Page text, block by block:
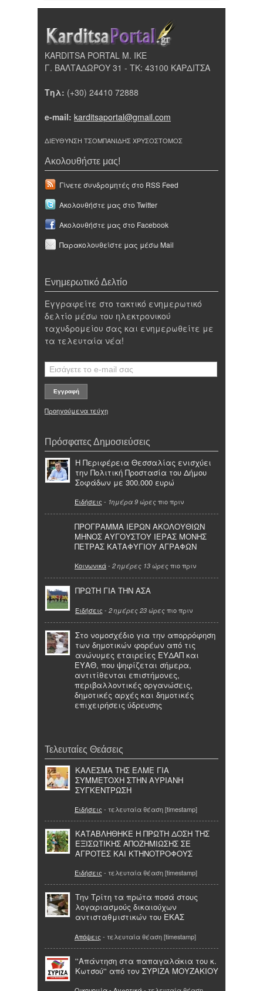
KARDITSA PORTAL Μ. ΙΚΕ
Γ. ΒΑΛΤΑΔΩΡΟΥ 31 - ΤΚ: 43100 ΚΑΡΔΙΤΣΑ
Τηλ: (+30) 24410 72888
e-mail: karditsaportal@gmail.com
ΔΙΕΥΘΥΝΣΗ ΤΣΟΜΠΑΝΙΔΗΣ ΧΡΥΣΟΣΤΟΜΟΣ
Ακολουθήστε μας!
Γίνετε συνδρομητές στο RSS Feed
Ακολουθήστε μας στο Twitter
Ακολουθήστε μας στο Facebook
Παρακολουθείστε μας μέσω Mail
Ενημερωτικό Δελτίο
Εγγραφείτε στο τακτικό ενημερωτικό
δελτίο μέσω του ηλεκτρονικού
ταχυδρομείου σας και ενημερωθείτε με
τα τελευταία νέα!
Προηγούμενα τεύχη
Πρόσφατες Δημοσιεύσεις
Η Περιφέρεια Θεσσαλίας ενισχύει
την Πολιτική Προστασία του Δήμου
Σοφάδων με 300.000 ευρώ
Ειδήσεις - 1ημέρα 9 ώρες πιο πριν
ΠΡΟΓΡΑΜΜΑ ΙΕΡΩΝ ΑΚΟΛΟΥΘΙΩΝ
ΜΗΝΟΣ ΑΥΓΟΥΣΤΟΥ ΙΕΡΑΣ ΜΟΝΗΣ
ΠΕΤΡΑΣ ΚΑΤΑΦΥΓΙΟΥ ΑΓΡΑΦΩΝ
Κοινωνικά- 2 ημέρες 13 ώρες πιο πριν
ΠΡΩΤΗ ΓΙΑ ΤΗΝ ΑΣΑ
Ειδήσεις - 2 ημέρες 23 ώρες πιο πριν
Στο νομοσχέδιο για την απορρόφηση
των δημοτικών φορέων από τις
ανώνυμες εταιρείες ΕΥΔΑΠ και
ΕΥΑΘ, που ψηφίζεται σήμερα,
αντιτίθενται επιστήμονες,
περιβαλλοντικές οργανώσεις,
δημοτικές αρχές και δημοτικές
επιχειρήσεις ύδρευσης
Τελευταίες Θεάσεις
ΚΑΛΕΣΜΑ ΤΗΣ ΕΛΜΕ ΓΙΑ
ΣΥΜΜΕΤΟΧΗ ΣΤΗΝ ΑΥΡΙΑΝΗ
ΣΥΓΚΕΝΤΡΩΣΗ
Ειδήσεις - τελευταία θέαση [timestamp]
ΚΑΤΑΒΛΗΘΗΚΕ Η ΠΡΩΤΗ ΔΟΣΗ ΤΗΣ
ΕΞΙΣΩΤΙΚΗΣ ΑΠΟΖΗΜΙΩΣΗΣ ΣΕ
ΑΓΡΟΤΕΣ ΚΑΙ ΚΤΗΝΟΤΡΟΦΟΥΣ
Ειδήσεις - τελευταία θέαση [timestamp]
Tην Τρίτη τα πρώτα ποσά στους
λογαριασμούς δικαιούχων
αντισταθμιστικών του ΕΚΑΣ
Απόψεις - τελευταία θέαση [timestamp]
''Απάντηση στα παπαγαλάκια του κ.
Κωτσού'' από τον ΣΥΡΙΖΑ ΜΟΥΖΑΚΙΟΥ